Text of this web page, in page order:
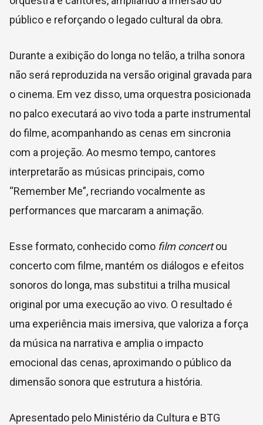
público e reforçando o legado cultural da obra.
Durante a exibição do longa no telão, a trilha sonora
não será reproduzida na versão original gravada para
o cinema. Em vez disso, uma orquestra posicionada
no palco executará ao vivo toda a parte instrumental
do filme, acompanhando as cenas em sincronia
com a projeção. Ao mesmo tempo, cantores
interpretarão as músicas principais, como
“Remember Me”, recriando vocalmente as
performances que marcaram a animação.
Esse formato, conhecido como film concertou
concerto com filme, mantém os diálogos e efeitos
sonoros do longa, mas substitui a trilha musical
original por uma execução ao vivo. O resultado é
uma experiência mais imersiva, que valoriza a força
da música na narrativa e amplia o impacto
emocional das cenas, aproximando o público da
dimensão sonora que estrutura a história.
Apresentado pelo Ministério da Cultura e BTG